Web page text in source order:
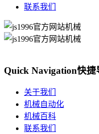
联系我们
Quick Navigation快捷
关于我们
机械自动化
机械百科
联系我们